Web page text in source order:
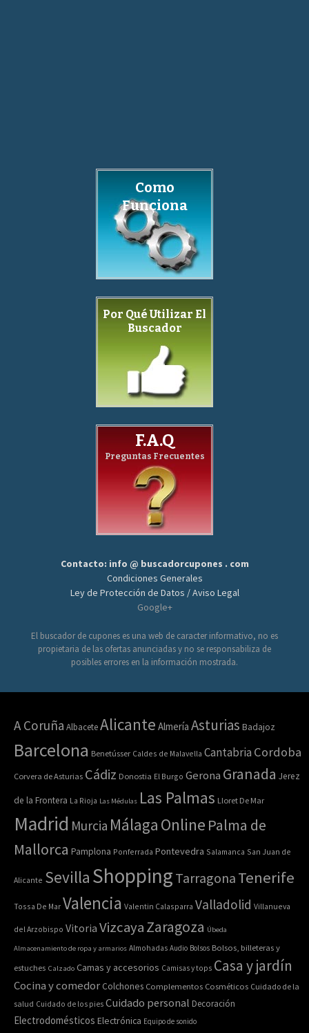
Como
Funciona
Por Qué Utilizar El
Buscador
F.A.Q
Preguntas Frecuentes
Contacto: info @ buscadorcupones . com
Condiciones Generales
Ley de Protección de Datos / Aviso Legal
Google+
El buscador de cupones es una web de caracter informativo, no es
propietaria de las ofertas anunciadas y no se responsabiliza de
posibles errores en la información mostrada.
A Coruña AlbaceteAlicante Almería Asturias Badajoz
Barcelona Benetússer Caldes de Malavella Cantabria Cordoba
Corvera de Asturias Cádiz Donostia El Burgo Gerona Granada Jerez
de la Frontera La Rioja Las Médulas Las Palmas Lloret De Mar
Madrid Murcia Málaga Online Palma de
Mallorca Pamplona Ponferrada Pontevedra Salamanca San Juan de
Alicante Sevilla Shopping Tarragona Tenerife
Tossa De Mar Valencia Valentin Calasparra Valladolid Villanueva
del Arzobispo Vitoria VizcayaZaragoza Úbeda
Almacenamiento de ropa y armarios Almohadas Audio Bolsos Bolsos, billeteras y
estuches Calzado Camas y accesorios Camisas y tops Casa y jardín
Cocina y comedor Colchones Complementos Cosméticos Cuidado de la
salud Cuidado de los pies Cuidado personal Decoración
Electrodomésticos Electrónica Equipo de sonido